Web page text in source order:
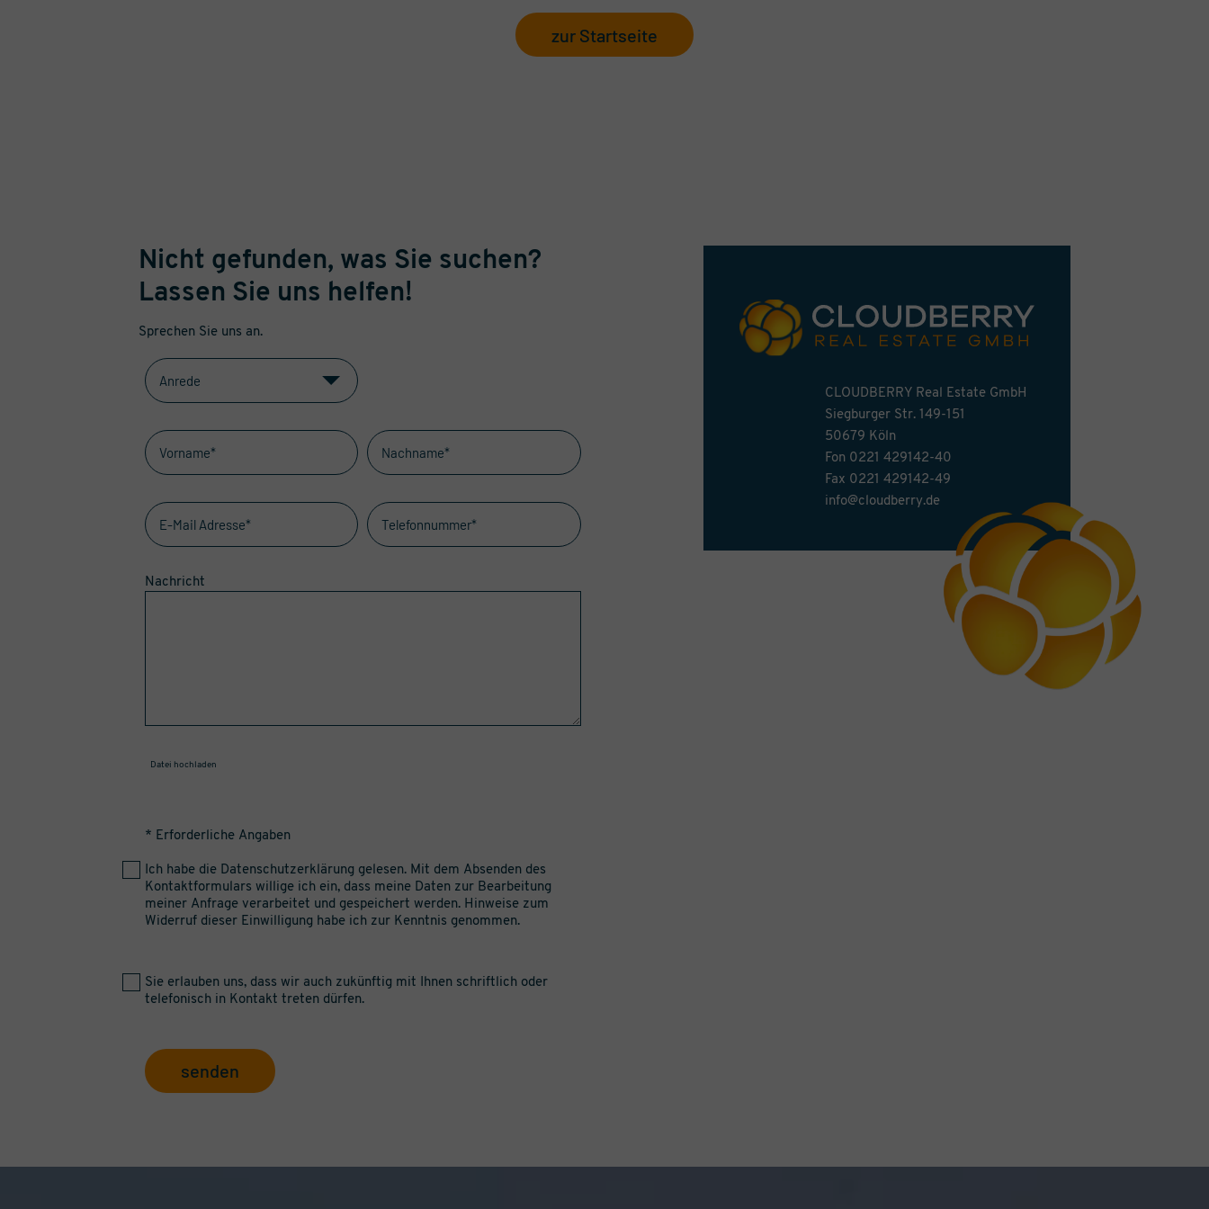
zur Startseite
Nicht gefunden, was Sie suchen?
Lassen Sie uns helfen!
Sprechen Sie uns an.
Nachricht
Datei hochladen
* Erforderliche Angaben
Ich habe die Datenschutzerklärung gelesen. Mit dem Absenden des
Kontaktformulars willige ich ein, dass meine Daten zur Bearbeitung
meiner Anfrage verarbeitet und gespeichert werden. Hinweise zum
Widerruf dieser Einwilligung habe ich zur Kenntnis genommen.
Sie erlauben uns, dass wir auch zukünftig mit Ihnen schriftlich oder
telefonisch in Kontakt treten dürfen.
senden
CLOUDBERRY Real Estate GmbH
Siegburger Str. 149-151
50679 Köln
Fon 0221 429142-40
Fax 0221 429142-49
info@cloudberry.de